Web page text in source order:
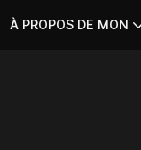
À PROPOS DE MON